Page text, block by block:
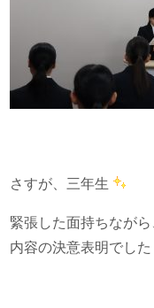
さすが、三年生
緊張した面持ちなが
内容の決意表明でした